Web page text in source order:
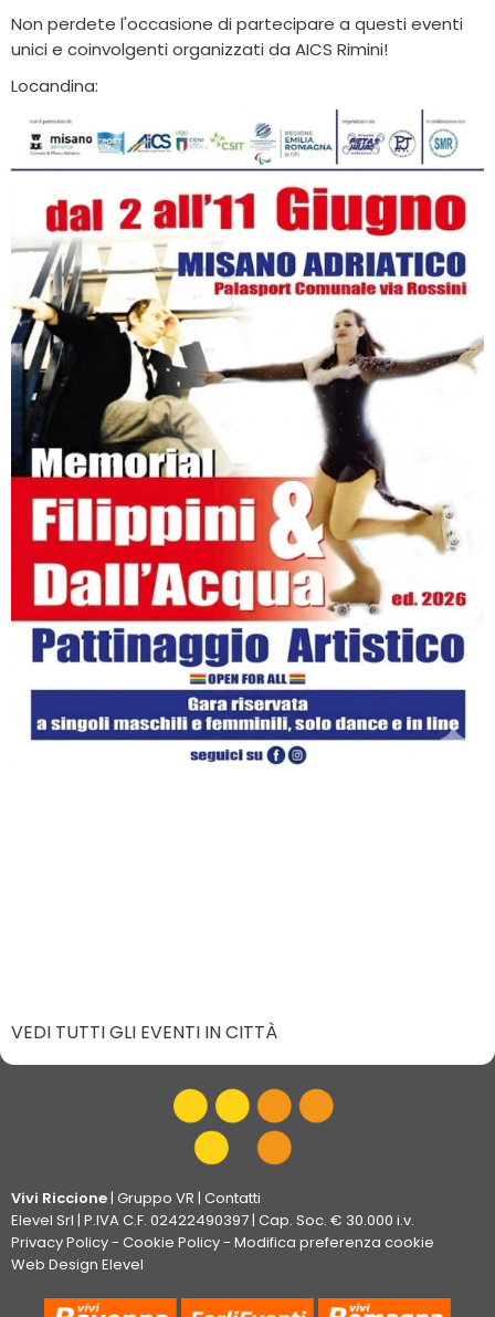
Non perdete l'occasione di partecipare a questi eventi
unici e coinvolgenti organizzati da AICS Rimini!
Locandina:
VEDI TUTTI GLI EVENTI IN CITTÀ
Vivi Riccione| Gruppo VR | Contatti
Elevel Srl | P.IVA C.F. 02422490397 | Cap. Soc. € 30.000 i.v.
Privacy Policy- Cookie Policy- Modifica preferenza cookie
Web Design Elevel